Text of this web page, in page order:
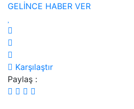
GELİNCE HABER VER
Karşılaştır
Paylaş :